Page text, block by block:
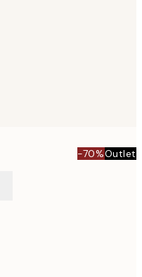
-70%Outlet